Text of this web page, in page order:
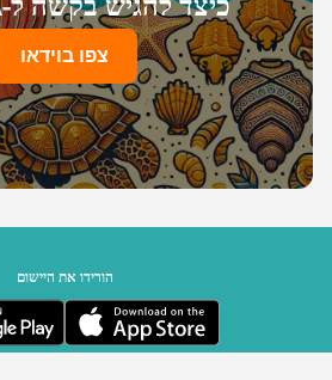
כיצד להגיש בקשה ל-eTA שלך
צפו בוידאו
הורידו את היישום